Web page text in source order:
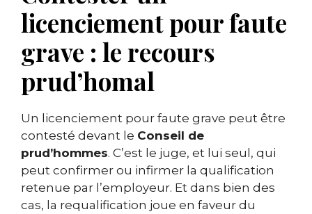
licenciement pour faute
grave : le recours
prud’homal
Un licenciement pour faute grave peut être
contesté devant le Conseil de
prud’hommes. C’est le juge, et lui seul, qui
peut confirmer ou infirmer la qualification
retenue par l’employeur. Et dans bien des
cas, la requalification joue en faveur du